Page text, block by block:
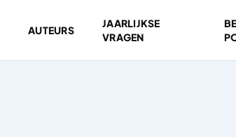
AUTEURS
JAARLIJKSE
VRAGEN